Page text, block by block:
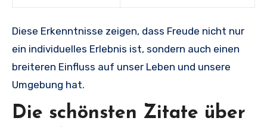
Diese Erkenntnisse zeigen, dass Freude nicht nur
ein individuelles Erlebnis ist, sondern auch einen
breiteren Einfluss auf unser Leben und unsere
Umgebung hat.
Die schönsten Zitate über